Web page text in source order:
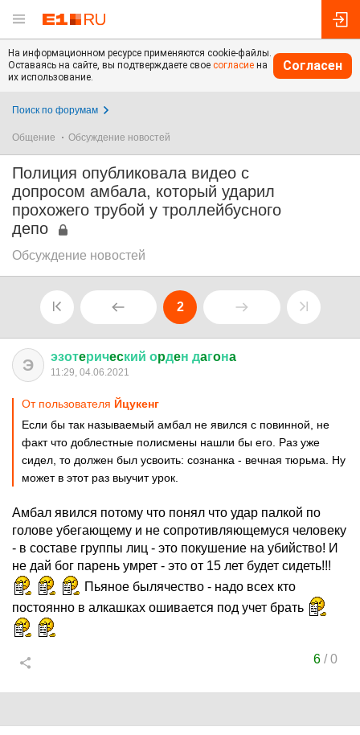
На информационном ресурсе применяются cookie-файлы.
Оставаясь на сайте, вы подтверждаете свое согласие на
их использование.
Согласен
Поиск по форумам
Общение Обсуждение новостей
Полиция опубликовала видео с
допросом амбала, который ударил
прохожего трубой у троллейбусного
депо
Обсуждение новостей
2
Э эзотeричecкий оpдeн дaгoнa
11:29, 04.06.2021
От пользователя Йцукенг
Если бы так называемый амбал не явился с повинной, не
факт что доблестные полисмены нашли бы его. Раз уже
сидел, то должен был усвоить: сознанка - вечная тюрьма. Ну
может в этот раз выучит урок.
Амбал явился потому что понял что удар палкой по
голове убегающему и не сопротивляющемуся человеку
- в составе группы лиц - это покушение на убийство! И
не дай бог парень умрет - это от 15 лет будет сидеть!!!
Пьяное былячество - надо всех кто
постоянно в алкашках ошивается под учет брать
6/0